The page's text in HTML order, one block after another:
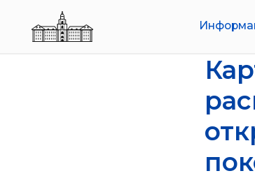
Информация
О